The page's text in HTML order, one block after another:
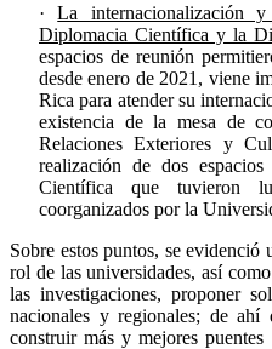
·La internacionalización
Diplomacia Científica y la
espacios de reunión
desde enero de 2021, viene
Rica para atender su
existencia de la mesa de
Relaciones Exteriores y
realización de dos
Científica que tuvieron
coorganizados por la
Sobre estos puntos, se
rol de las universidades, así
las investigaciones, proponer
nacionales y regionales; de ahí
construir más y mejores